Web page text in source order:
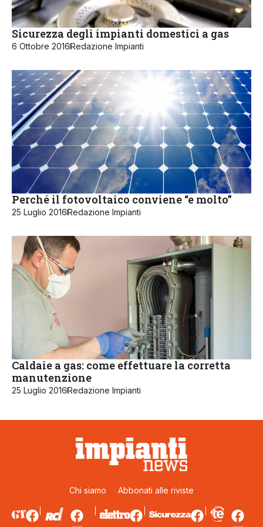
Sicurezza degli impianti domestici a gas
6 Ottobre 2016Redazione Impianti
Perché il fotovoltaico conviene “e molto”
25 Luglio 2016Redazione Impianti
Caldaie a gas: come effettuare la corretta
manutenzione
25 Luglio 2016Redazione Impianti
Chi siamo Abbonati alle riviste